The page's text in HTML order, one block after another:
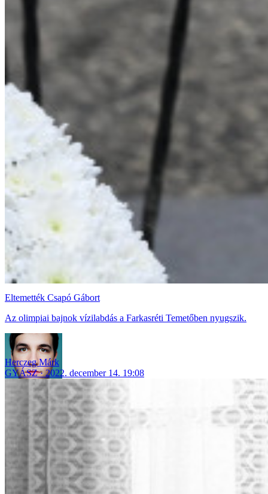
Eltemették Csapó Gábort
Az olimpiai bajnok vízilabdás a Farkasréti Temetőben nyugszik.
Herczeg Márk
GYÁSZ
2022. december 14. 19:08